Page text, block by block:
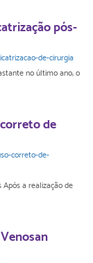
pós-
de-cirurgia
no último ano, o
de
correto-de-
a realização de